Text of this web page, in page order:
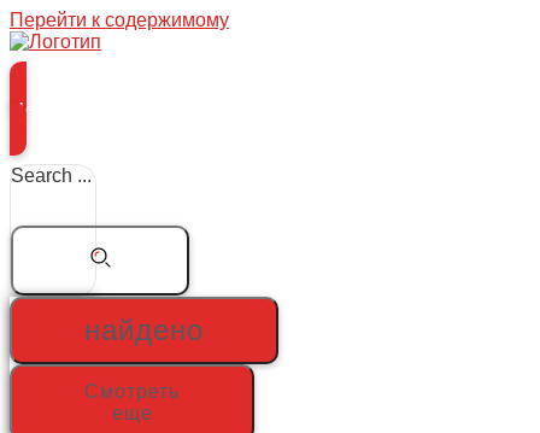
Перейти к содержимому
Меню
Search ...
найдено
Смотреть
еще